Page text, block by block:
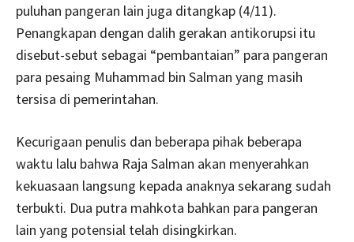
puluhan pangeran lain juga ditangkap (4/11).
Penangkapan dengan dalih gerakan antikorupsi itu
disebut-sebut sebagai “pembantaian” para pangeran
para pesaing Muhammad bin Salman yang masih
tersisa di pemerintahan.
Kecurigaan penulis dan beberapa pihak beberapa
waktu lalu bahwa Raja Salman akan menyerahkan
kekuasaan langsung kepada anaknya sekarang sudah
terbukti. Dua putra mahkota bahkan para pangeran
lain yang potensial telah disingkirkan.